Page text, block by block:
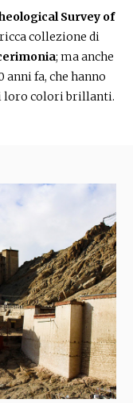
Survey of
collezione di
; ma anche
anni fa, che hanno
loro colori brillanti.